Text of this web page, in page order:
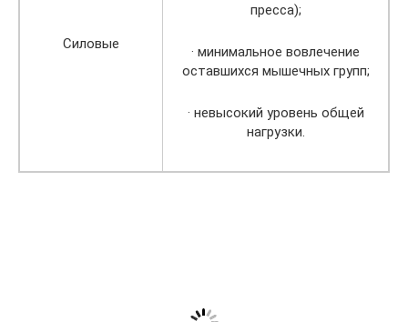
Силовые
пресса);
· минимальное вовлечение
оставшихся мышечных групп;
· невысокий уровень общей
нагрузки.